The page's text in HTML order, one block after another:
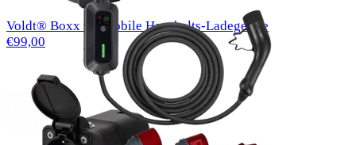
Voldt® Boxx für mobile Haushalts-Ladegeräte
€99,00